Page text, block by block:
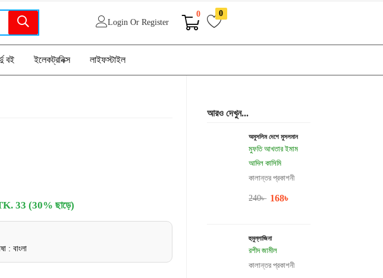
Login Or Register
0 0
বই ইলেকট্রনিক্স লাইফস্টাইল
আরও দেখুন...
অমুসলিম দেশে মুসলমান
মুফতি আখতার ইমাম
আদিল কাসিমি
কালান্তর প্রকাশনী
240৳ 168৳
হুমুল্লাজিনা
রশীদ জামীল
কালান্তর প্রকাশনী
33 (30% ছাড়ে)
: বাংলা